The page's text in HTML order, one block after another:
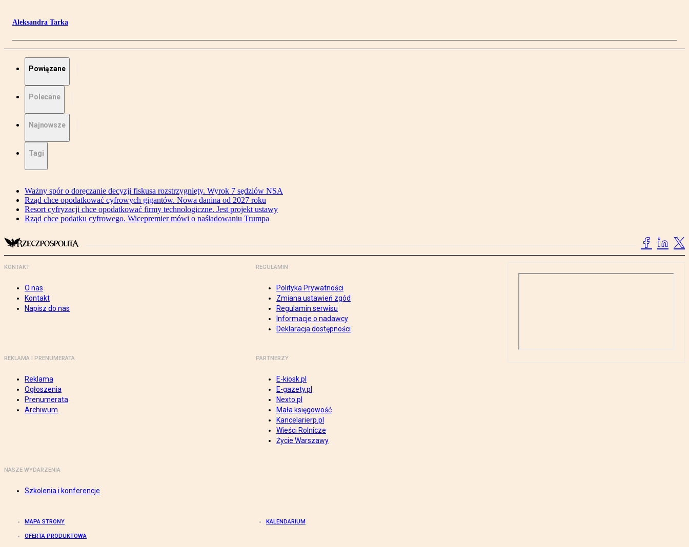
Aleksandra Tarka
Powiązane
Polecane
Najnowsze
Tagi
Ważny spór o doręczanie decyzji fiskusa rozstrzygnięty. Wyrok 7 sędziów NSA
Rząd chce opodatkować cyfrowych gigantów. Nowa danina od 2027 roku
Resort cyfryzacji chce opodatkować firmy technologiczne. Jest projekt ustawy
Rząd chce podatku cyfrowego. Wicepremier mówi o naśladowaniu Trumpa
KONTAKT
O nas
Kontakt
Napisz do nas
REGULAMIN
Polityka Prywatności
Zmiana ustawień zgód
Regulamin serwisu
Informacje o nadawcy
Deklaracja dostępności
REKLAMA I PRENUMERATA
Reklama
Ogłoszenia
Prenumerata
Archiwum
PARTNERZY
E-kiosk.pl
E-gazety.pl
Nexto.pl
Mała księgowość
Kancelarierp.pl
Wieści Rolnicze
Życie Warszawy
NASZE WYDARZENIA
Szkolenia i konferencje
MAPA STRONY KALENDARIUM
OFERTA PRODUKTOWA